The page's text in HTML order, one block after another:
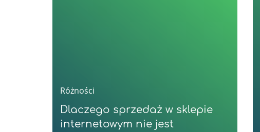
Różności
Dlaczego sprzedaż w sklepie
internetowym nie jest